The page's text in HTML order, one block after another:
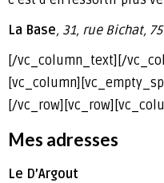
La Base, 31, rue Bichat,
[/vc_column_text][/
[/
Mes adresses
Le D’Argout